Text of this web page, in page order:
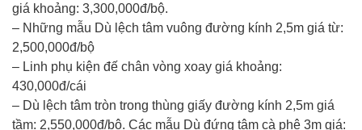
giá khoảng: 3,300,000đ/bộ.
– Những mẫu Dù lệch tâm vuông đường kính 2,5m giá từ:
2,500,000đ/bộ
– Linh phụ kiện đế chân vòng xoay giá khoảng:
430,000đ/cái
– Dù lệch tâm tròn trong thùng giấy đường kính 2,5m giá
tầm: 2,550,000đ/bộ. Các mẫu Dù đứng tâm cà phê 3m giá: